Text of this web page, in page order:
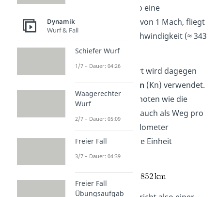
das Flugzeug also eine
Geschwindigkeit von 1 Mach, fliegt
es mit Schallgeschwindigkeit (≈ 343
m/s).
In der Schiffsfahrt wird dagegen
Knoten (Kn) verwendet.
Du berechnest Knoten wie die
Geschwindigkeit auch als Weg pro
Zeit. Aber statt Kilometer
verwendest du die Einheit
Seemeile.
Dynamik
Wurf & Fall
Schiefer Wurf
1/7 – Dauer: 04:26
Waagerechter
Wurf
2/7 – Dauer: 05:09
Freier Fall
3/7 – Dauer: 04:39
Freier Fall
Übungsaufgab